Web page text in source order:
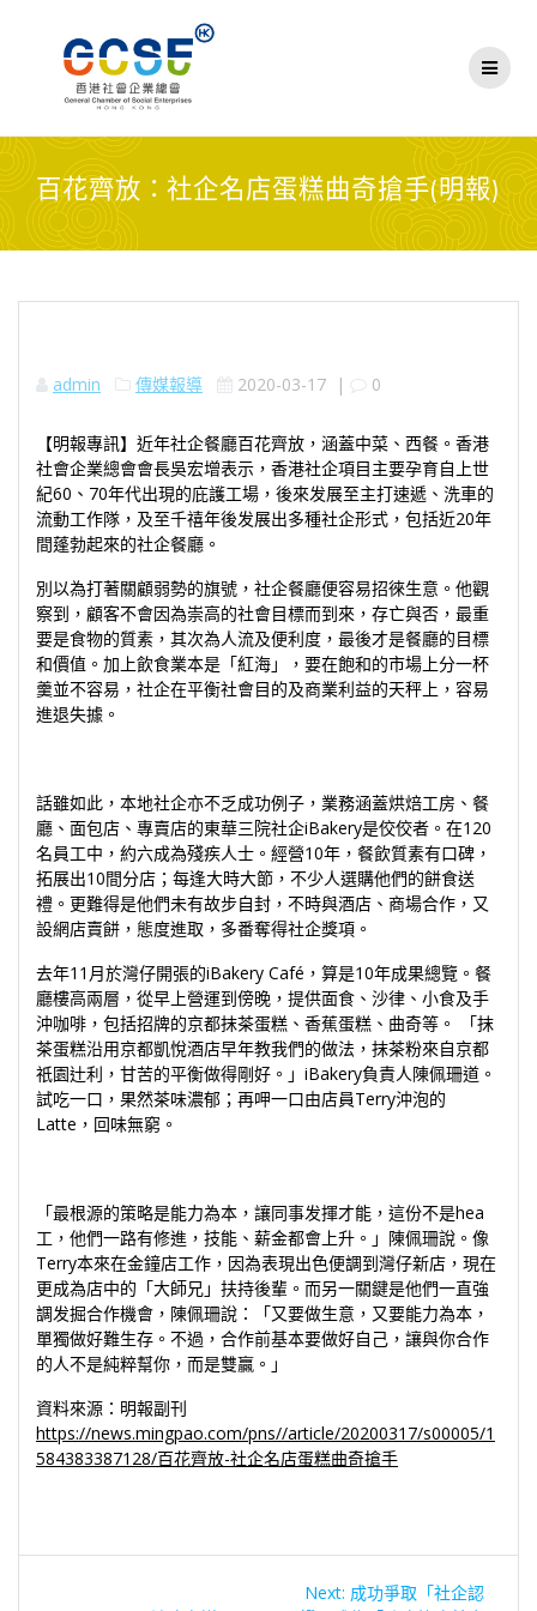
百花齊放：社企名店蛋糕曲奇搶手(明報)
admin 傳媒報導 2020-03-17 | 0
【明報專訊】近年社企餐廳百花齊放，涵蓋中菜、西餐。香港
社會企業總會會長吳宏增表示，香港社企項目主要孕育自上世
紀60、70年代出現的庇護工場，後來发展至主打速遞、洗車的
流動工作隊，及至千禧年後发展出多種社企形式，包括近20年
間蓬勃起來的社企餐廳。
別以為打著關顧弱勢的旗號，社企餐廳便容易招徠生意。他觀
察到，顧客不會因為崇高的社會目標而到來，存亡與否，最重
要是食物的質素，其次為人流及便利度，最後才是餐廳的目標
和價值。加上飲食業本是「紅海」，要在飽和的市場上分一杯
羹並不容易，社企在平衡社會目的及商業利益的天秤上，容易
進退失據。
話雖如此，本地社企亦不乏成功例子，業務涵蓋烘焙工房、餐
廳、面包店、專賣店的東華三院社企iBakery是佼佼者。在120
名員工中，約六成為殘疾人士。經營10年，餐飲質素有口碑，
拓展出10間分店；每逢大時大節，不少人選購他們的餅食送
禮。更難得是他們未有故步自封，不時與酒店、商場合作，又
設網店賣餅，態度進取，多番奪得社企獎項。
去年11月於灣仔開張的iBakery Café，算是10年成果總覽。餐
廳樓高兩層，從早上營運到傍晚，提供面食、沙律、小食及手
沖咖啡，包括招牌的京都抹茶蛋糕、香蕉蛋糕、曲奇等。 「抹
茶蛋糕沿用京都凱悅酒店早年教我們的做法，抹茶粉來自京都
祇園辻利，甘苦的平衡做得剛好。」iBakery負責人陳佩珊道。
試吃一口，果然茶味濃郁；再呷一口由店員Terry沖泡的
Latte，回味無窮。
「最根源的策略是能力為本，讓同事发揮才能，這份不是hea
工，他們一路有修進，技能、薪金都會上升。」陳佩珊說。像
Terry本來在金鐘店工作，因為表現出色便調到灣仔新店，現在
更成為店中的「大師兄」扶持後輩。而另一關鍵是他們一直強
調发掘合作機會，陳佩珊說：「又要做生意，又要能力為本，
單獨做好難生存。不過，合作前基本要做好自己，讓與你合作
的人不是純粹幫你，而是雙贏。」
資料來源：明報副刊
https://news.mingpao.com/pns//article/20200317/s00005/1
584383387128/百花齊放-社企名店蛋糕曲奇搶手
Next: Next
成功爭取「社企認